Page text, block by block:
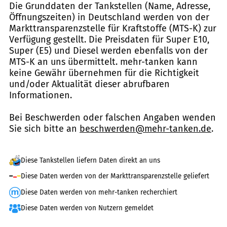
Die Grunddaten der Tankstellen (Name, Adresse,
Öffnungszeiten) in Deutschland werden von der
Markttransparenzstelle für Kraftstoffe (MTS-K) zur
Verfügung gestellt. Die Preisdaten für Super E10,
Super (E5) und Diesel werden ebenfalls von der
MTS-K an uns übermittelt. mehr-tanken kann
keine Gewähr übernehmen für die Richtigkeit
und/oder Aktualität dieser abrufbaren
Informationen.
Bei Beschwerden oder falschen Angaben wenden
Sie sich bitte an beschwerden@mehr-tanken.de.
Diese Tankstellen liefern Daten direkt an uns
Diese Daten werden von der Markttransparenzstelle geliefert
Diese Daten werden von mehr-tanken recherchiert
Diese Daten werden von Nutzern gemeldet